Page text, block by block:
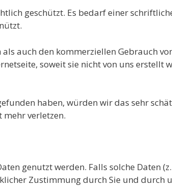
geschützt. Es bedarf einer
auch den kommerziellen Gebrauch
soweit sie nicht von uns erstellt
haben, würden wir das sehr
verletzen.
genutzt werden. Falls solche Daten
Zustimmung durch Sie und durch